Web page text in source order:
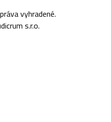
vyhradené.
s.r.o.